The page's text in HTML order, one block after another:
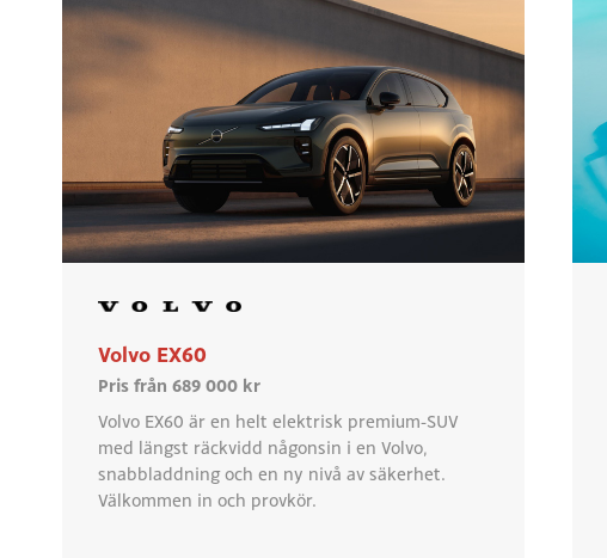
Volvo EX60
Pris från 689 000 kr
Volvo EX60 är en helt elektrisk premium-SUV
med längst räckvidd någonsin i en Volvo,
snabbladdning och en ny nivå av säkerhet.
Välkommen in och provkör.